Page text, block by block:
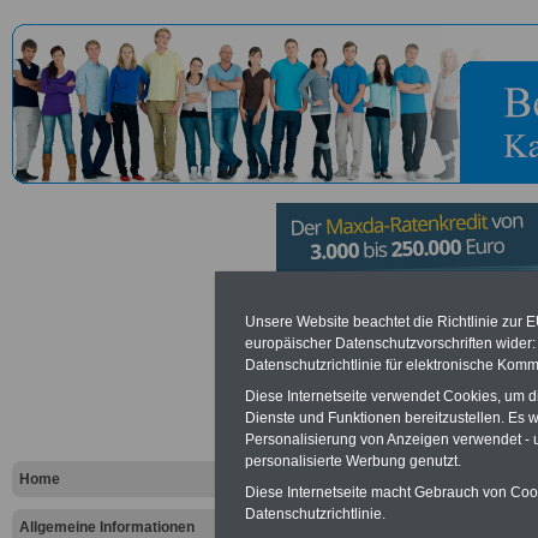
Home
Allgemeine Informationen
Bonn
Vorteile für den öffentlichen
Vergleichen und sparen
Unsere Website beachtet die Richtlinie zur
europäischer Datenschutzvorschriften
Datenschutzrichtlinie für elektronische
Diese Internetseite verwendet Cookies, um
Dienste und Funktionen bereitzustellen. Es
Personalisierung von Anzeigen verwendet
personalisierte Werbung genutzt.
Diese Internetseite macht Gebrauch von
Datenschutzrichtlinie.